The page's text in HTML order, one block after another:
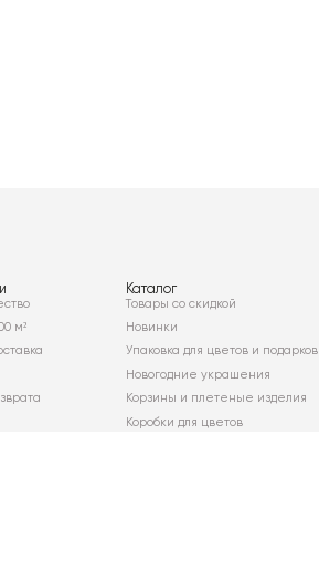
м²
Каталог
Товары со скидкой
Новинки
Упаковка для цветов и подарков
Новогодние украшения
Корзины и плетеные изделия
Коробки для цветов